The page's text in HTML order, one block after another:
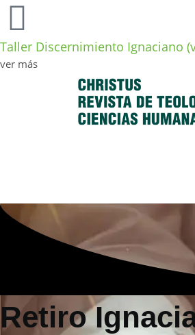
Taller Discernimiento Ignaciano
ver más
Retiro